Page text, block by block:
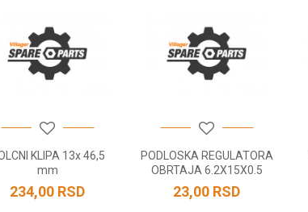
KLIPA 13x 46,5
mm
234,00 RSD
PODLOSKA REGULATORA
OBRTAJA 6.2X15X0.5
23,00 RSD